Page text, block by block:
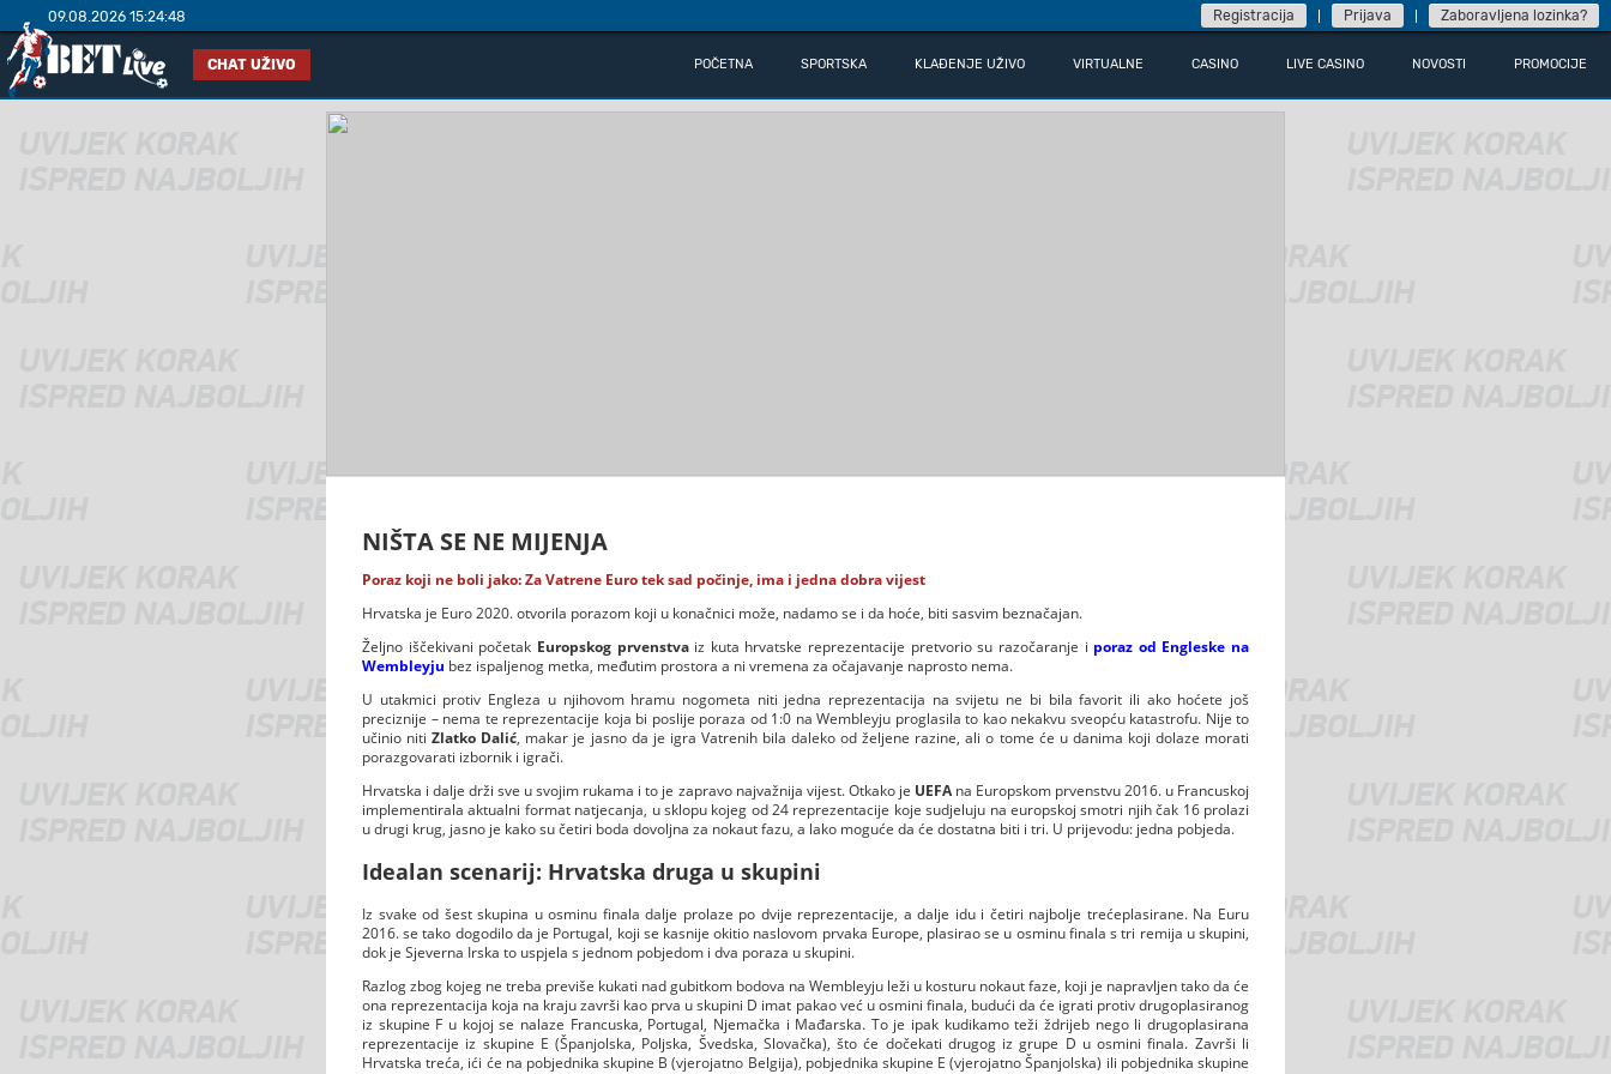
09.08.2026 15:24:48 Registracija Prijava Zaboravljena lozinka?
CHAT UŽIVO POČETNA SPORTSKA KLAĐENJE UŽIVO VIRTUALNE CASINO LIVE CASINO NOVOSTI PROMOCIJE
NIŠTA SE NE MIJENJA
Poraz koji ne boli jako: Za Vatrene Euro tek sad počinje, ima i jedna dobra vijest
Hrvatska je Euro 2020. otvorila porazom koji u konačnici može, nadamo se i da hoće, biti sasvim beznačajan.
Željno iščekivani početak Europskog prvenstvaiz kuta hrvatske reprezentacije pretvorio su razočaranje i poraz od Engleske na
Wembleyju bez ispaljenog metka, međutim prostora a ni vremena za očajavanje naprosto nema.
U utakmici protiv Engleza u njihovom hramu nogometa niti jedna reprezentacija na svijetu ne bi bila favorit ili ako hoćete još
preciznije – nema te reprezentacije koja bi poslije poraza od 1:0 na Wembleyju proglasila to kao nekakvu sveopću katastrofu. Nije to
učinio nitiZlatko Dalić, makar je jasno da je igra Vatrenih bila daleko od željene razine, ali o tome će u danima koji dolaze morati
porazgovarati izbornik i igrači.
Hrvatska i dalje drži sve u svojim rukama i to je zapravo najvažnija vijest. Otkako je UEFAna Europskom prvenstvu 2016. u Francuskoj
implementirala aktualni format natjecanja, u sklopu kojeg od 24 reprezentacije koje sudjeluju na europskoj smotri njih čak 16 prolazi
u drugi krug, jasno je kako su četiri boda dovoljna za nokaut fazu, a lako moguće da će dostatna biti i tri. U prijevodu: jedna pobjeda.
Idealan scenarij: Hrvatska druga u skupini
Iz svake od šest skupina u osminu finala dalje prolaze po dvije reprezentacije, a dalje idu i četiri najbolje trećeplasirane. Na Euru
2016. se tako dogodilo da je Portugal, koji se kasnije okitio naslovom prvaka Europe, plasirao se u osminu finala s tri remija u skupini,
dok je Sjeverna Irska to uspjela s jednom pobjedom i dva poraza u skupini.
Razlog zbog kojeg ne treba previše kukati nad gubitkom bodova na Wembleyju leži u kosturu nokaut faze, koji je napravljen tako da će
ona reprezentacija koja na kraju završi kao prva u skupini D imat pakao već u osmini finala, budući da će igrati protiv drugoplasiranog
iz skupine F u kojoj se nalaze Francuska, Portugal, Njemačka i Mađarska. To je ipak kudikamo teži ždrijeb nego li drugoplasirana
reprezentacije iz skupine E (Španjolska, Poljska, Švedska, Slovačka), što će dočekati drugog iz grupe D u osmini finala. Završi li
Hrvatska treća, ići će na pobjednika skupine B (vjerojatno Belgija), pobjednika skupine E (vjerojatno Španjolska) ili pobjednika skupine